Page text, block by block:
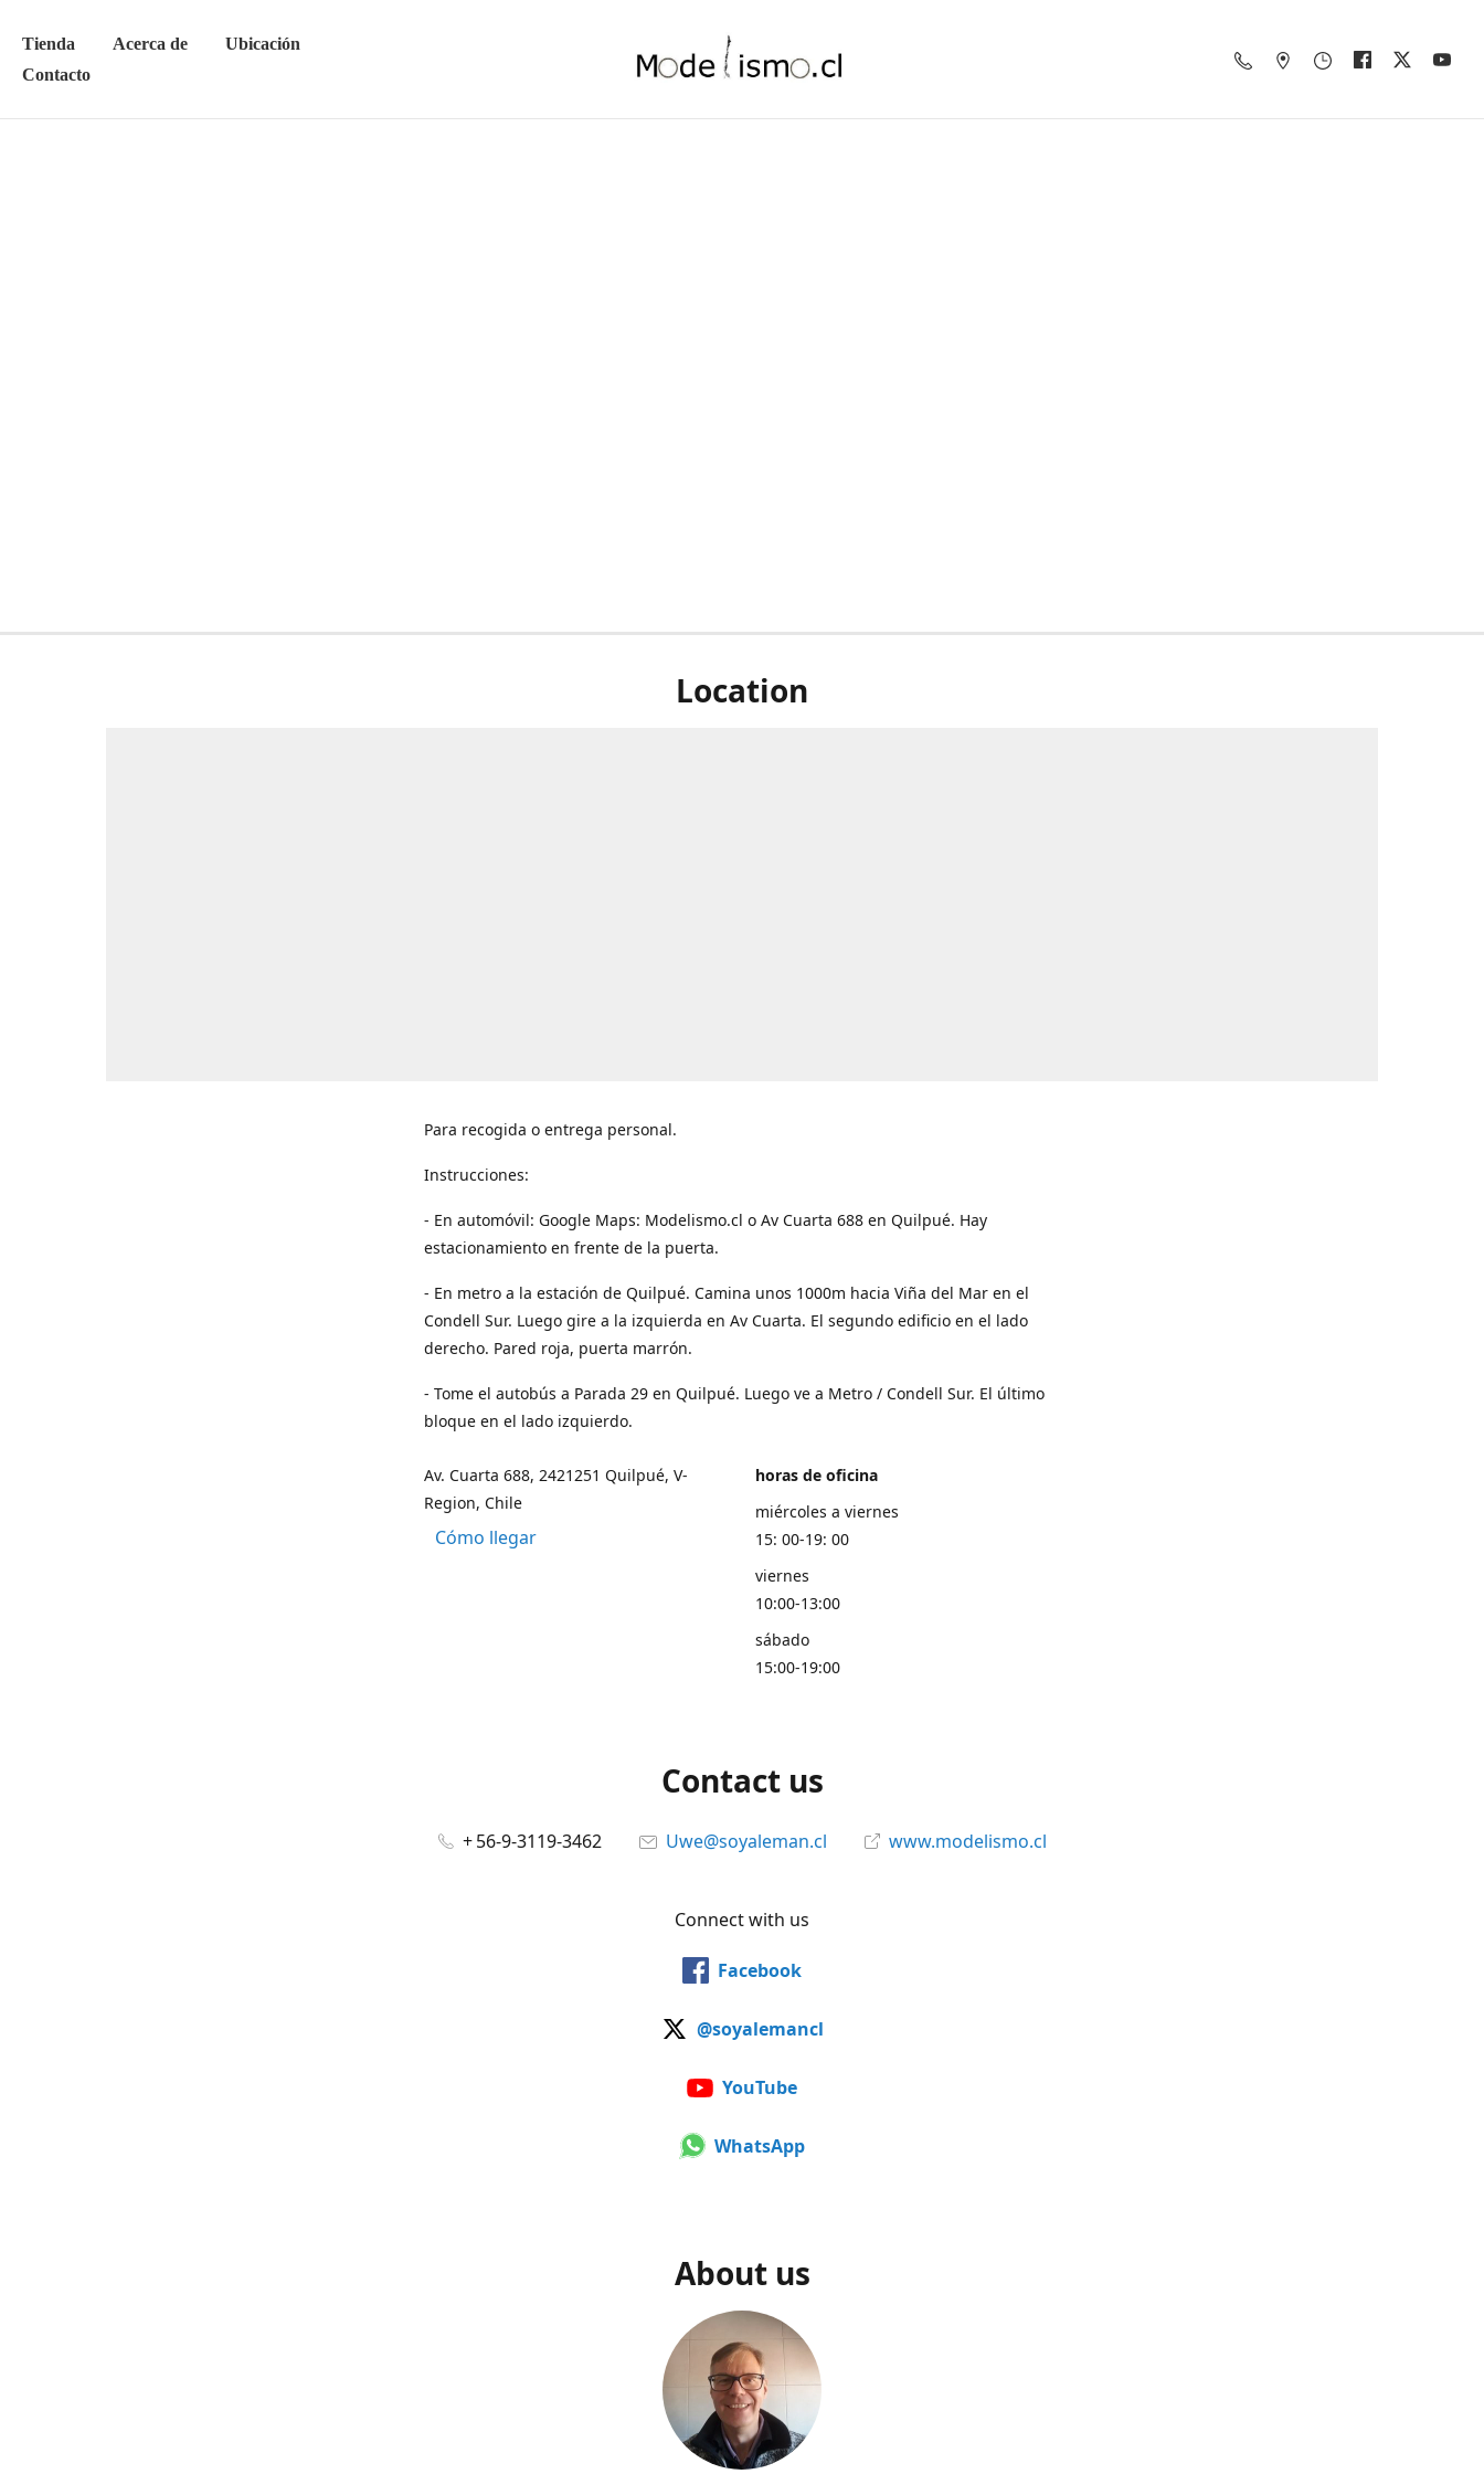
Tienda Acerca de
Ubicación
Contacto
Location
Para recogida o entrega personal.
Instrucciones:
- En automóvil: Google Maps: Modelismo.cl o Av Cuarta 688 en Quilpué. Hay
estacionamiento en frente de la puerta.
- En metro a la estación de Quilpué. Camina unos 1000m hacia Viña del Mar en el
Condell Sur. Luego gire a la izquierda en Av Cuarta. El segundo edificio en el lado
derecho. Pared roja, puerta marrón.
- Tome el autobús a Parada 29 en Quilpué. Luego ve a Metro / Condell Sur. El último
bloque en el lado izquierdo.
Av. Cuarta 688, 2421251 Quilpué, V-
Region, Chile
Cómo llegar
horas de oficina
miércoles a viernes
15: 00-19: 00
viernes
10:00-13:00
sábado
15:00-19:00
Contact us
+ 56-9-3119-3462 Uwe@soyaleman.cl www.modelismo.cl
Connect with us
Facebook
@soyalemancl
YouTube
WhatsApp
About us